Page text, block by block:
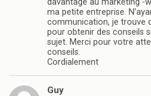
ma petite entreprise.
communication, je trouve
pour obtenir des conseils
sujet. Merci pour votre
conseils.
Cordialement
Guy